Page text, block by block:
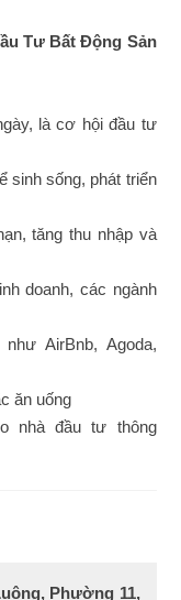
Tư Bất Động Sản
là cơ hội đầu tư
sinh sống, phát triển
tăng thu nhập và
doanh, các ngành
AirBnb, Agoda,
ăn uống
nhà đầu tư thông
Phường 11,